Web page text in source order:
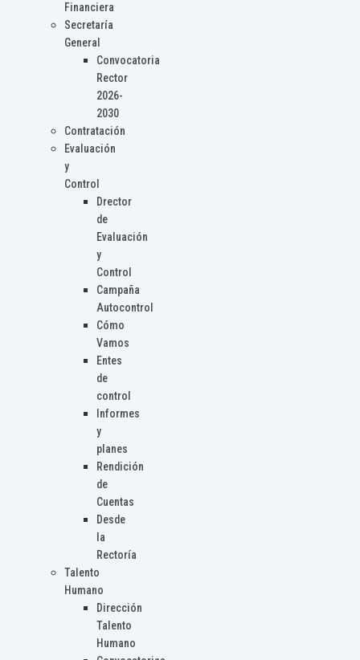
Financiera
Secretaría
General
Convocatoria
Rector
2026-
2030
Contratación
Evaluación
y
Control
Drector
de
Evaluación
y
Control
Campaña
Autocontrol
Cómo
Vamos
Entes
de
control
Informes
y
planes
Rendición
de
Cuentas
Desde
la
Rectoría
Talento
Humano
Dirección
Talento
Humano